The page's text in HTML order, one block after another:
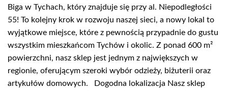
Biga w Tychach, który znajduje się przy al. Niepodległości
55! To kolejny krok w rozwoju naszej sieci, a nowy lokal to
wyjątkowe miejsce, które z pewnością przypadnie do gustu
wszystkim mieszkańcom Tychów i okolic. Z ponad 600 m²
powierzchni, nasz sklep jest jednym z największych w
regionie, oferującym szeroki wybór odzieży, biżuterii oraz
artykułów domowych. Dogodna lokalizacja Nasz sklep